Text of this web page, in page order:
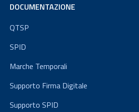
DOCUMENTAZIONE
QTSP
SPID
Marche Temporali
Supporto Firma Digitale
Supporto SPID